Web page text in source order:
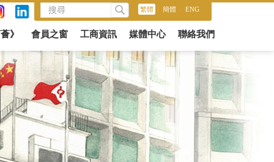
繁體 簡體 ENG
》 會員之窗 工商資訊 媒體中心 聯絡我們